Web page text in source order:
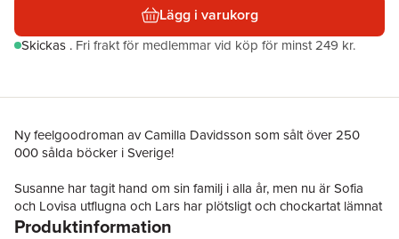
Lägg i varukorg
Skickas . Fri frakt för medlemmar vid köp för minst 249 kr.
Ny feelgoodroman av Camilla Davidsson som sålt över 250
000 sålda böcker i Sverige!
Susanne har tagit hand om sin familj i alla år, men nu är Sofia
och Lovisa utflugna och Lars har plötsligt och chockartat lämnat
henne för en yngre kvinna. Vid 53 års ålder måste Susanne
Produktinformation